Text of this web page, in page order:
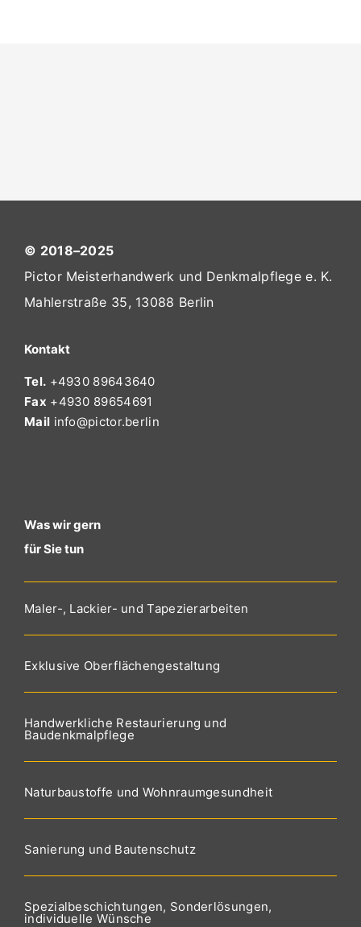
© 2018–2025
Pictor Meisterhandwerk und Denkmalpflege e. K.
Mahlerstraße 35, 13088 Berlin
Kontakt
Tel. +4930 89643640
Fax +4930 89654691
Mail info@pictor.berlin
Was wir gern
für Sie tun
Maler-, Lackier- und Tapezierarbeiten
Exklusive Oberflächengestaltung
Handwerkliche Restaurierung und
Baudenkmalpflege
Naturbaustoffe und Wohnraumgesundheit
Sanierung und Bautenschutz
Spezialbeschichtungen, Sonderlösungen,
individuelle Wünsche